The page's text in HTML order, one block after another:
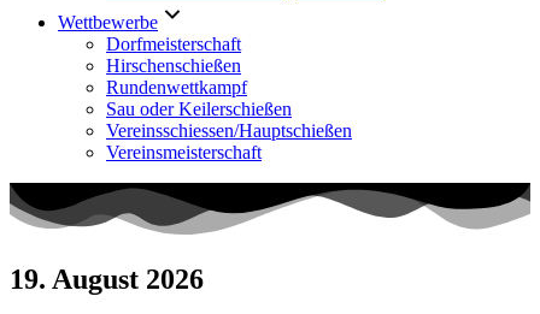
Wettbewerbe
Dorfmeisterschaft
Hirschenschießen
Rundenwettkampf
Sau oder Keilerschießen
Vereinsschiessen/Hauptschießen
Vereinsmeisterschaft
19. August 2026